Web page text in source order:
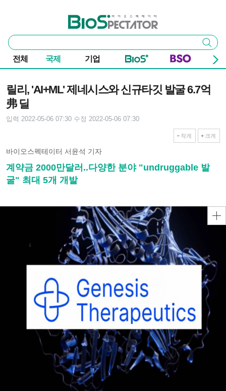
바이오스펙테이터
통
합
검
색
검색
전체 국제 기업
릴리, 'AI+ML' 제네시스와 신규타깃 발굴 6.7억
弗 딜
입력 2022-05-06 07:30 수정 2022-05-06 07:30
작게 크게
바이오스펙테이터 서윤석 기자
계약금 2000만달러..다양한 분야 "undruggable 발
굴" 최대 5개 개발